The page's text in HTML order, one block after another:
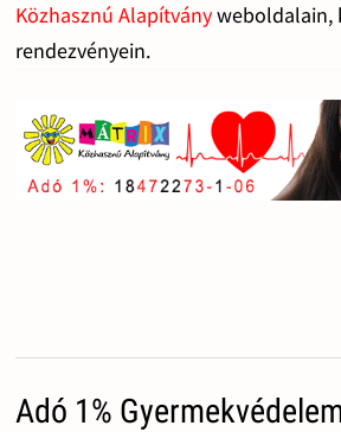
Közhasznú Alapítványweboldalain,
rendezvényein.
Adó 1%